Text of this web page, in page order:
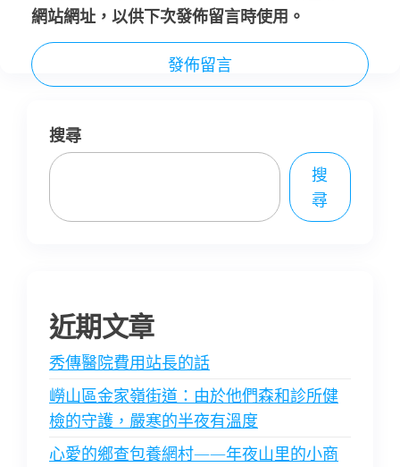
網站網址，以供下次發佈留言時使用。
搜尋
搜
尋
近期文章
秀傳醫院費用站長的話
嶗山區金家嶺街道：由於他們森和診所健
檢的守護，嚴寒的半夜有溫度
心愛的鄉查包養網村——年夜山里的小商